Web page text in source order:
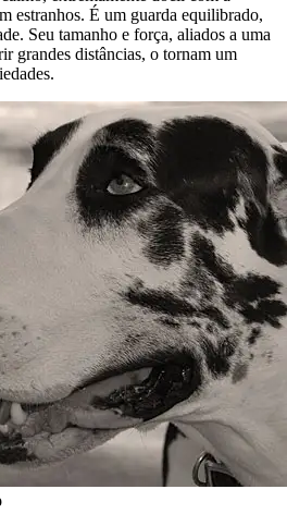
estranhos. É um guarda equilibrado,
Seu tamanho e força, aliados a uma
grandes distâncias, o tornam um